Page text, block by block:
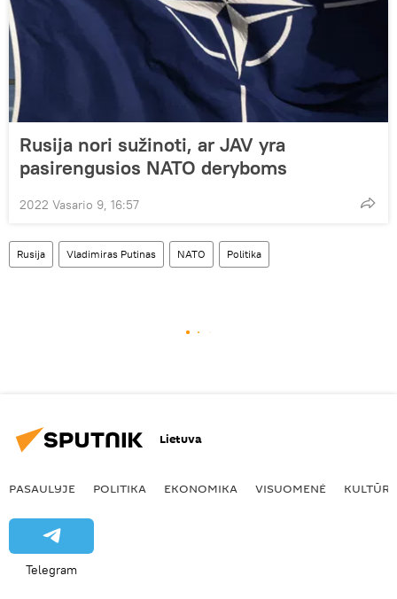
Rusija nori sužinoti, ar JAV yra
pasirengusios NATO deryboms
2022 Vasario 9, 16:57
Rusija Vladimiras Putinas NATO Politika
Lietuva
PASAULYJE POLITIKA EKONOMIKA VISUOMENĖ KULTŪRA
Telegram